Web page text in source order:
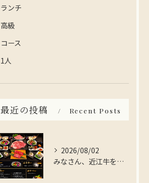
ランチ
高級
コース
1人
最近の投稿 Recent Posts
2026/08/02
みなさん、近江牛を存分に楽しんでみませんか？